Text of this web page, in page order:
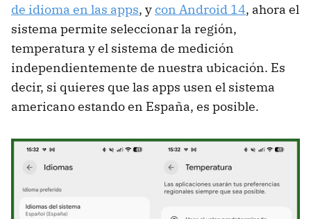
de idioma en las apps, ycon Android 14, ahora el
sistema permite seleccionar la región,
temperatura y el sistema de medición
independientemente de nuestra ubicación. Es
decir, si quieres que las apps usen el sistema
americano estando en España, es posible.